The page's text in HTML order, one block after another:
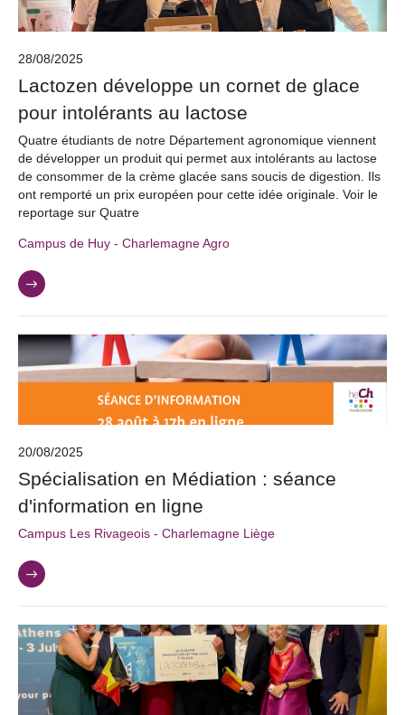
28/08/2025
Lactozen développe un cornet de glace
pour intolérants au lactose
Quatre étudiants de notre Département agronomique viennent
de développer un produit qui permet aux intolérants au lactose
de consommer de la crème glacée sans soucis de digestion. Ils
ont remporté un prix européen pour cette idée originale. Voir le
reportage sur Quatre
Campus de Huy - Charlemagne Agro
20/08/2025
Spécialisation en Médiation : séance
d'information en ligne
Campus Les Rivageois - Charlemagne Liège